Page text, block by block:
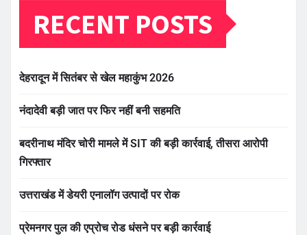
RECENT POSTS
देहरादून में सितंबर से खेल महाकुंभ 2026
नंदादेवी बड़ी जात पर फिर नहीं बनी सहमति
बदरीनाथ मंदिर चोरी मामले में SIT की बड़ी कार्रवाई, तीसरा आरोपी
गिरफ्तार
उत्तराखंड में डेयरी एनालॉग उत्पादों पर रोक
प्रेमनगर पुल की एप्रोच रोड धंसने पर बड़ी कार्रवाई